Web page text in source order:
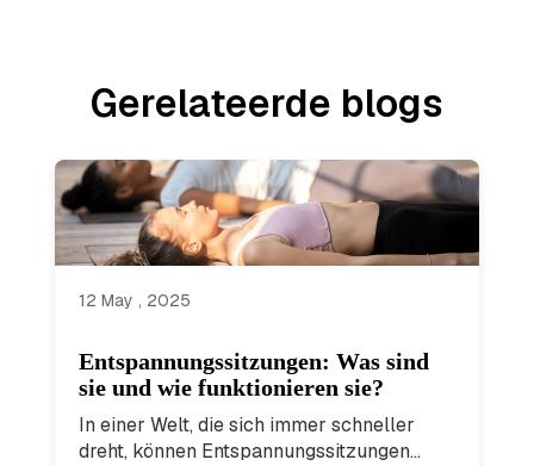
Gerelateerde blogs
12 May , 2025
Entspannungssitzungen: Was sind
sie und wie funktionieren sie?
In einer Welt, die sich immer schneller
dreht, können Entspannungssitzungen...